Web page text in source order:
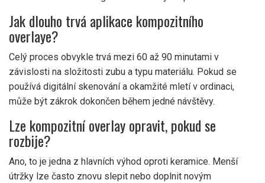
Jak dlouho trvá aplikace kompozitního
overlaye?
Celý proces obvykle trvá mezi 60 až 90 minutami v
závislosti na složitosti zubu a typu materiálu. Pokud se
používá digitální skenování a okamžité mletí v ordinaci,
může být zákrok dokončen během jedné návštěvy.
Lze kompozitní overlay opravit, pokud se
rozbije?
Ano, to je jedna z hlavních výhod oproti keramice. Menší
útržky lze často znovu slepit nebo doplnit novým